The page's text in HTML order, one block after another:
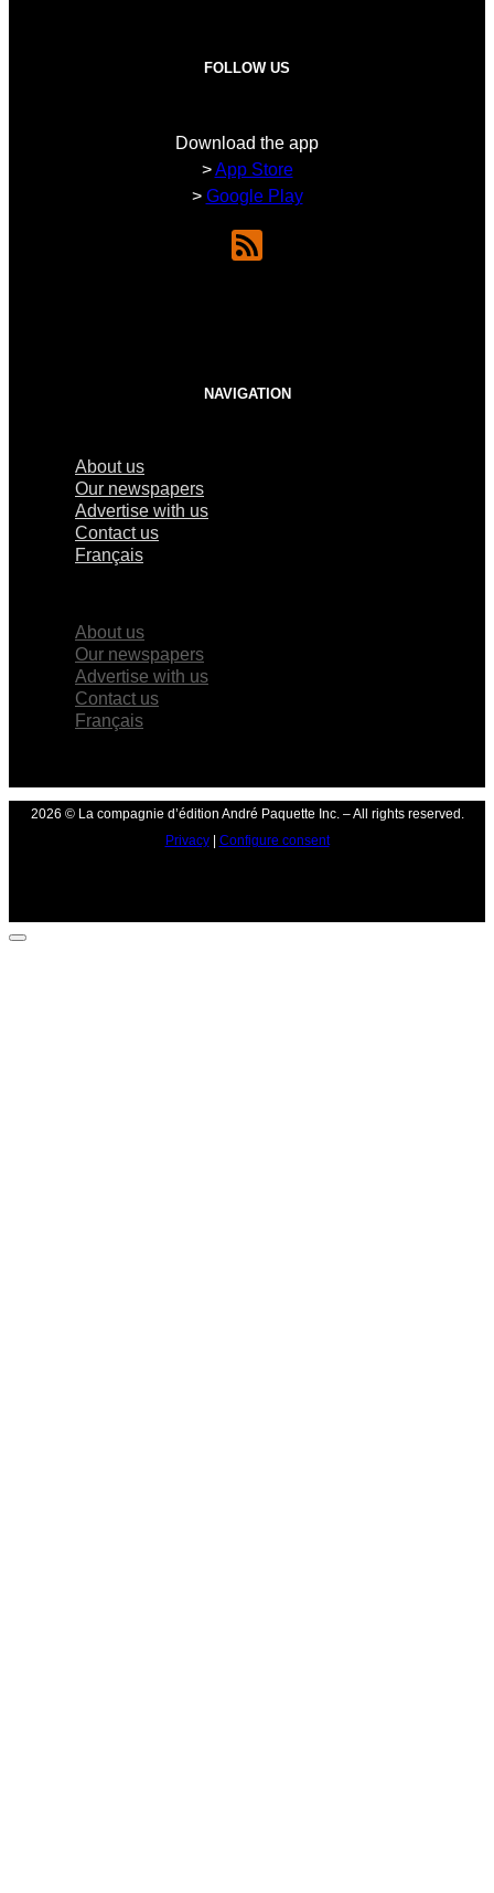
FOLLOW US
Download the app
>App Store
> Google Play
NAVIGATION
About us
Our newspapers
Advertise with us
Contact us
Français
About us
Our newspapers
Advertise with us
Contact us
Français
2026 © La compagnie d’édition André Paquette Inc. – All rights reserved.
Privacy| Configure consent